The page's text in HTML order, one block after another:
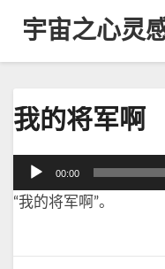
宇宙之心灵
的
军
我的将军啊
播
00:00
“我的将军啊”。